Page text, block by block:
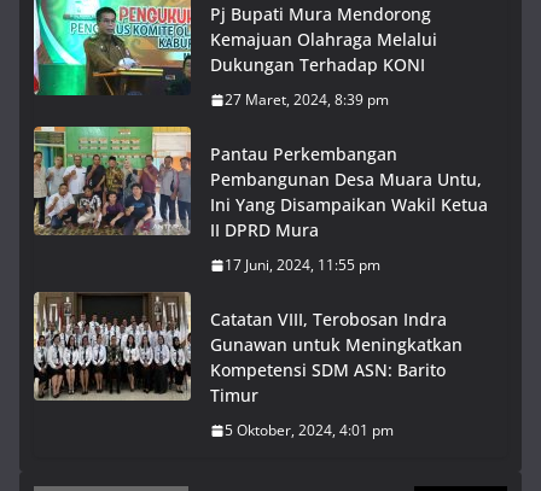
Pj Bupati Mura Mendorong
Kemajuan Olahraga Melalui
Dukungan Terhadap KONI
27 Maret, 2024, 8:39 pm
Pantau Perkembangan
Pembangunan Desa Muara Untu,
Ini Yang Disampaikan Wakil Ketua
II DPRD Mura
17 Juni, 2024, 11:55 pm
Catatan VIII, Terobosan Indra
Gunawan untuk Meningkatkan
Kompetensi SDM ASN: Barito
Timur
5 Oktober, 2024, 4:01 pm